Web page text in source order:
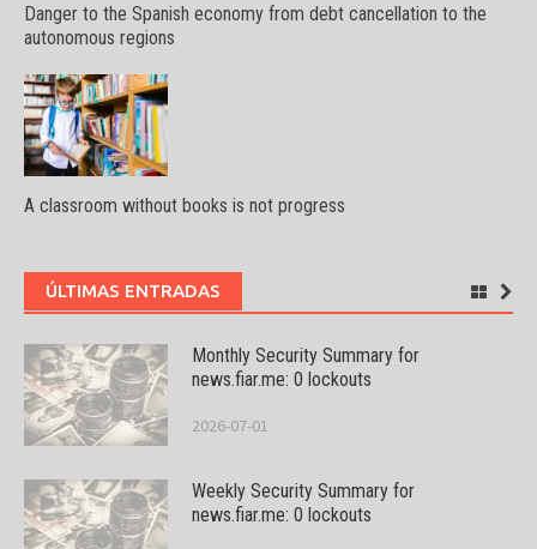
Danger to the Spanish economy from debt cancellation to the
autonomous regions
A classroom without books is not progress
ÚLTIMAS ENTRADAS
Monthly Security Summary for
news.fiar.me: 0 lockouts
2026-07-01
Weekly Security Summary for
news.fiar.me: 0 lockouts